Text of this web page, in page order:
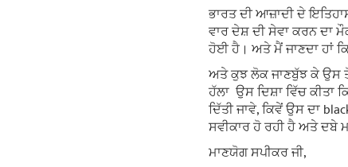
ਭਾਰਤ ਦੀ ਆਜ਼ਾਦੀ ਦੇ
ਵਾਰ ਦੇਸ਼ ਦੀ ਸੇਵਾ ਕਰਨ ਦਾ
ਹੋਈ ਹੈ। ਅਤੇ ਮੈਂ ਜਾਣਦਾ ਹਾਂ
ਅਤੇ ਕੁਝ ਲੋਕ ਜਾਣਬੁੱਝ ਕੇ ਉਸ
ਹੱਲਾ ਉਸ ਦਿਸ਼ਾ ਵਿੱਚ ਕੀਤਾ
ਦਿੱਤੀ ਜਾਵੇ, ਕਿਵੇਂ ਉਸ ਦਾ
ਸਵੀਕਾਰ ਹੋ ਰਹੀ ਹੈ ਅਤੇ ਦਬੇ
ਮਾਣਯੋਗ ਸਪੀਕਰ ਜੀ,